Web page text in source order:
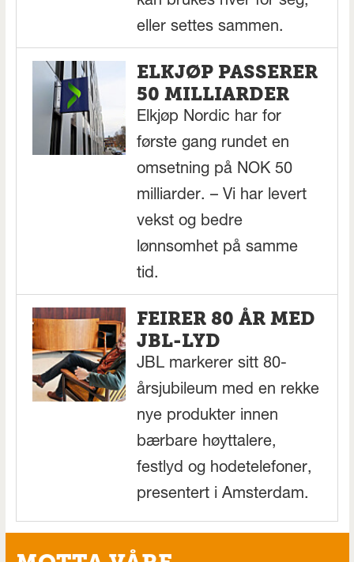
eller settes sammen.
ELKJØP PASSERER
50 MILLIARDER
Elkjøp Nordic har for
første gang rundet en
omsetning på NOK 50
milliarder. – Vi har levert
vekst og bedre
lønnsomhet på samme
tid.
FEIRER 80 ÅR MED
JBL-LYD
JBL markerer sitt 80-
årsjubileum med en rekke
nye produkter innen
bærbare høyttalere,
festlyd og hodetelefoner,
presentert i Amsterdam.